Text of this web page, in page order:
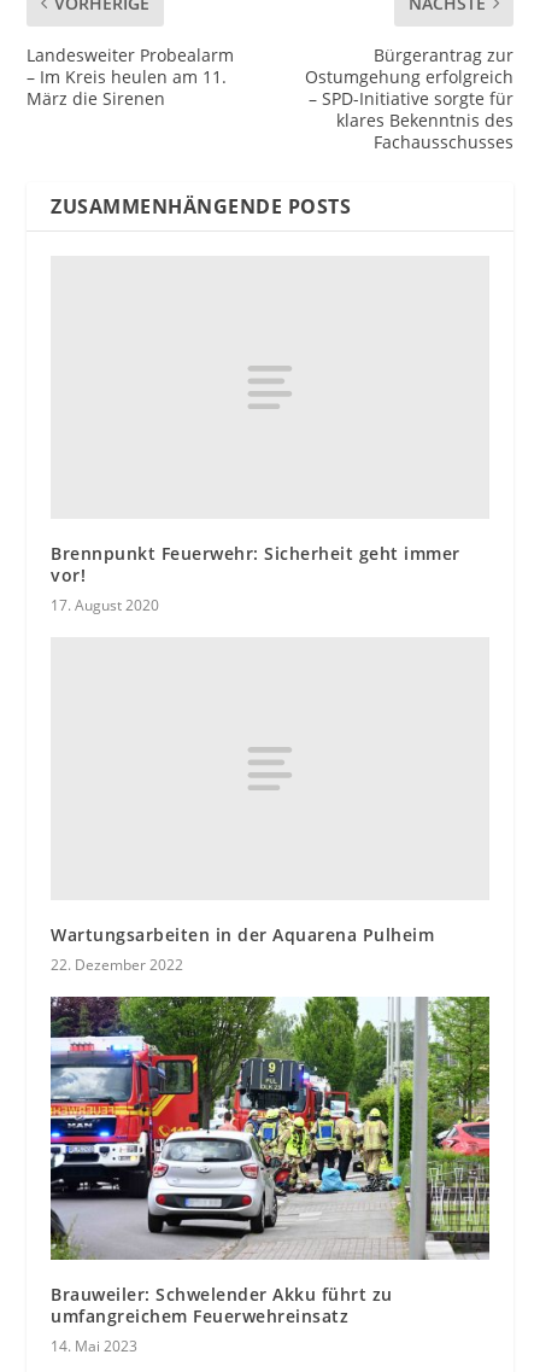
Landesweiter Probealarm
– Im Kreis heulen am 11.
März die Sirenen
Bürgerantrag zur
Ostumgehung erfolgreich
– SPD-Initiative sorgte für
klares Bekenntnis des
Fachausschusses
ZUSAMMENHÄNGENDE POSTS
Brennpunkt Feuerwehr: Sicherheit geht immer
vor!
17. August 2020
Wartungsarbeiten in der Aquarena Pulheim
22. Dezember 2022
Brauweiler: Schwelender Akku führt zu
umfangreichem Feuerwehreinsatz
14. Mai 2023